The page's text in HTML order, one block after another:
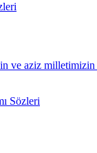
ve aziz milletimizin
Sözleri